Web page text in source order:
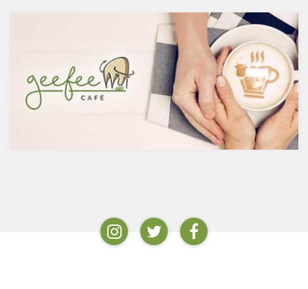
で、蒸留酒は一般的には40度～
50度、最大で90度台のアルコー
ルとなります。以下が主なお酒
の醸造酒と蒸留酒の分類です。
免疫力を向上させる亜鉛の吸収
を助けるケルセチン
免疫力を保つことは、コロナウ
イルスの対策に限らず風邪やイ
ンフルエンザなど、さまざまな
疾患に対して人の体に有益な効
果を与えます。その免疫システ
ムを維持するのに重要な働きを
するのが亜鉛。